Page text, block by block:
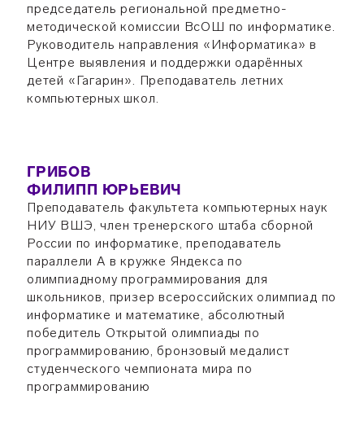
председатель региональной предметно-
методической комиссии ВсОШ по информатике.
Руководитель направления «Информатика» в
Центре выявления и поддержки одарённых
детей «Гагарин». Преподаватель летних
компьютерных школ.
ГРИБОВ
ФИЛИПП ЮРЬЕВИЧ
Преподаватель факультета компьютерных наук
НИУ ВШЭ, член тренерского штаба сборной
России по информатике, преподаватель
параллели А в кружке Яндекса по
олимпиадному программирования для
школьников, призер всероссийских олимпиад по
информатике и математике, абсолютный
победитель Открытой олимпиады по
программированию, бронзовый медалист
студенческого чемпионата мира по
программированию